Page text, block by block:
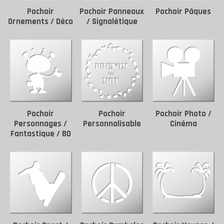
Pochoir
Ornements / Déco
Pochoir Panneaux
/ Signalétique
Pochoir Pâques
Pochoir
Personnages /
Fantastique / BD
Pochoir
Personnalisable
Pochoir Photo /
Cinéma